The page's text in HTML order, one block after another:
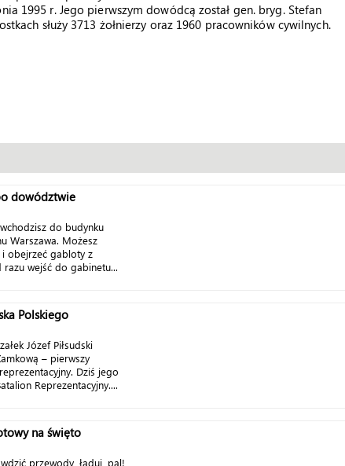
1995 r. Jego pierwszym dowódcą został gen. bryg. Stefan
służy 3713 żołnierzy oraz 1960 pracowników cywilnych.
dowództwie
do budynku
Warszawa. Możesz
obejrzeć gabloty z
wejść do gabinetu...
Polskiego
Józef Piłsudski
– pierwszy
Dziś jego
Reprezentacyjny....
na święto
przewody, ładuj, pal!